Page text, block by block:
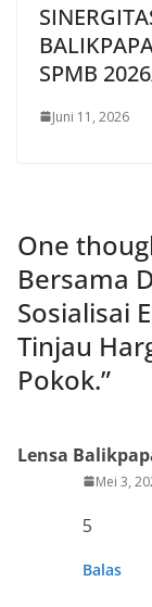
SPMB
Juni 11, 2026
One
Bersama
Sosialisai
Tinjau
Pokok.”
Lensa
Mei 3,
5
Balas